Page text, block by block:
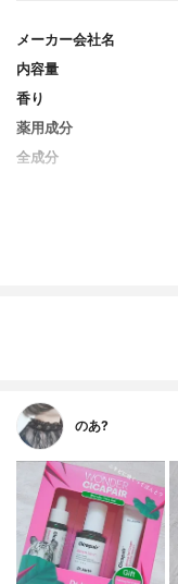
メーカー会社名
内容量
香り
薬用成分
全成分
のあ?